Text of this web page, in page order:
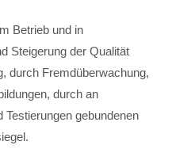
Betrieb und in
Steigerung der Qualität
durch Fremdüberwachung,
durch an
Testierungen gebundenen